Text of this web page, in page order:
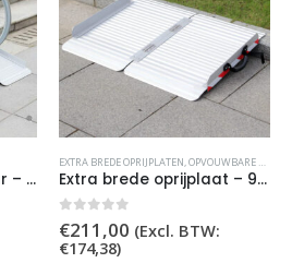
Oprijplaat Opvouwbaar – 244cm
EXTRA BREDE OPRIJPLATEN,OPVOUWBARE OPRIJPLATEN
Extra brede oprijplaat – 90 cm – opvouwbaar
0out of 5
€211,00 (Excl. BTW:
€174,38)